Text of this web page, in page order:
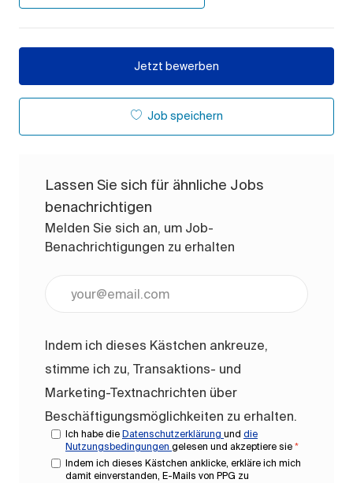
Jetzt bewerben
Job speichern
Lassen Sie sich für ähnliche Jobs
benachrichtigen
Melden Sie sich an, um Job-
Benachrichtigungen zu erhalten
Indem ich dieses Kästchen ankreuze,
stimme ich zu, Transaktions- und
Marketing-Textnachrichten über
Beschäftigungsmöglichkeiten zu erhalten.
Ich habe die Datenschutzerklärung und die
Nutzungsbedingungen gelesen und akzeptiere sie *
Indem ich dieses Kästchen anklicke, erkläre ich mich
damit einverstanden, E-Mails von PPG zu